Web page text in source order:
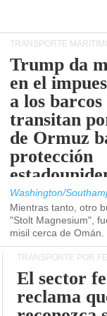
TRANSPORTE
Trump da
en el
a los barcos
transitan
de Ormuz
protección
Washington/
Mientras tanto, otro
"Stolt Magnesium",
misil cerca de Omán.
TRANSPORTE POR
El sector
reclama